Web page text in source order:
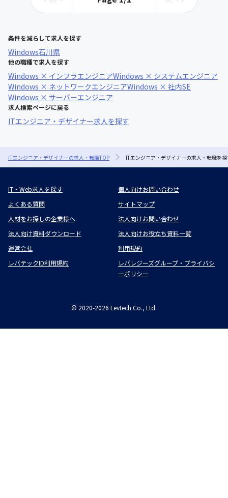
条件を減らして求人を探す
Windows石川県
他の職種で求人を探す
Windows × インフラエンジニアWindows × システムエンジニア
Windows × ネットワークエンジニアWindows × 社内SE
Windows × サーバーエンジニア
求人検索ページに戻る
ITエンジニア・デザイナー求人を探す
ITエンジニア・デザイナーの求人・転職TOP ITエンジニア・デザイナーの求人・転職を
IT・Web求人を探す
個人向けお問い合わせ
よくある質問
サイトマップ
人材をお探しの企業様へ
法人向けお問い合わせ
法人向け資料ダウンロード
法人向けお役立ち資料一覧
運営会社
利用規約
レバテックID利用規約
レバレジーズグループ・プライバシ
ーポリシー
© 2020-2026 Levtech Co., Ltd.